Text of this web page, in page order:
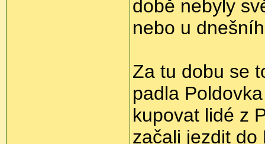
době nebyly
nebo u
Za tu dobu se
padla
kupovat lidé z
začali jezdit do